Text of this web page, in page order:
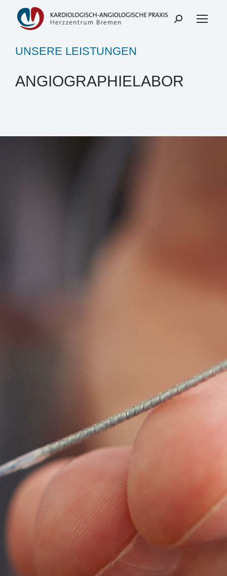
UNSERE LEISTUNGEN
ANGIOGRAPHIELABOR